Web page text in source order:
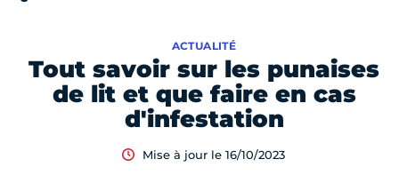
Tout savoir sur les punaises
de lit et que faire en cas
d'infestation
ACTUALITÉ
Mise à jour le 16/10/2023